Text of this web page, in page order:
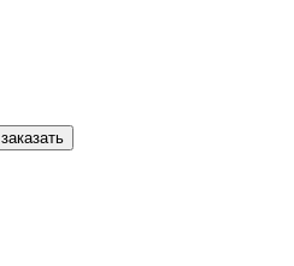
заказать